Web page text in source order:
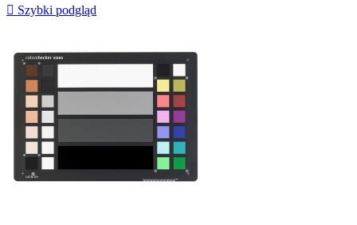
 Szybki podgląd